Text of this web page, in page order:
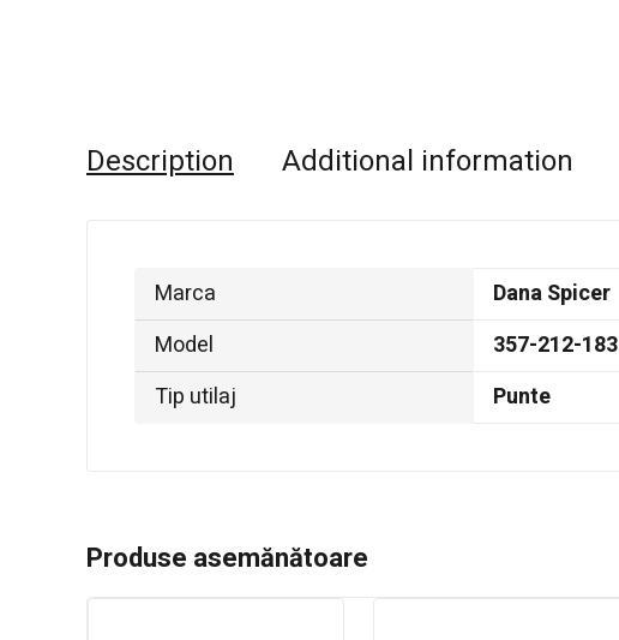
Description Additional information
Marca
Dana Spicer
Model
357-212-183
Tip utilaj
Punte
Produse asemănătoare